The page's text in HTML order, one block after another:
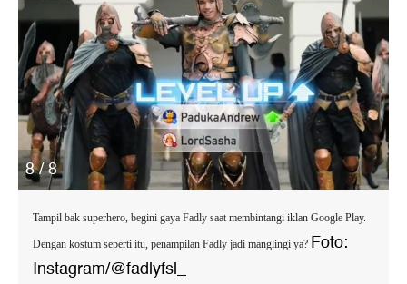
8 / 8
Tampil bak superhero, begini gaya Fadly saat membintangi iklan Google Play.
Dengan kostum seperti itu, penampilan Fadly jadi manglingi ya? Foto:
Instagram/@fadlyfsl_